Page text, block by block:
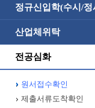
정규신입학(수시/정
산업체위탁
전공심화
원서접수확인
제출서류도착확인